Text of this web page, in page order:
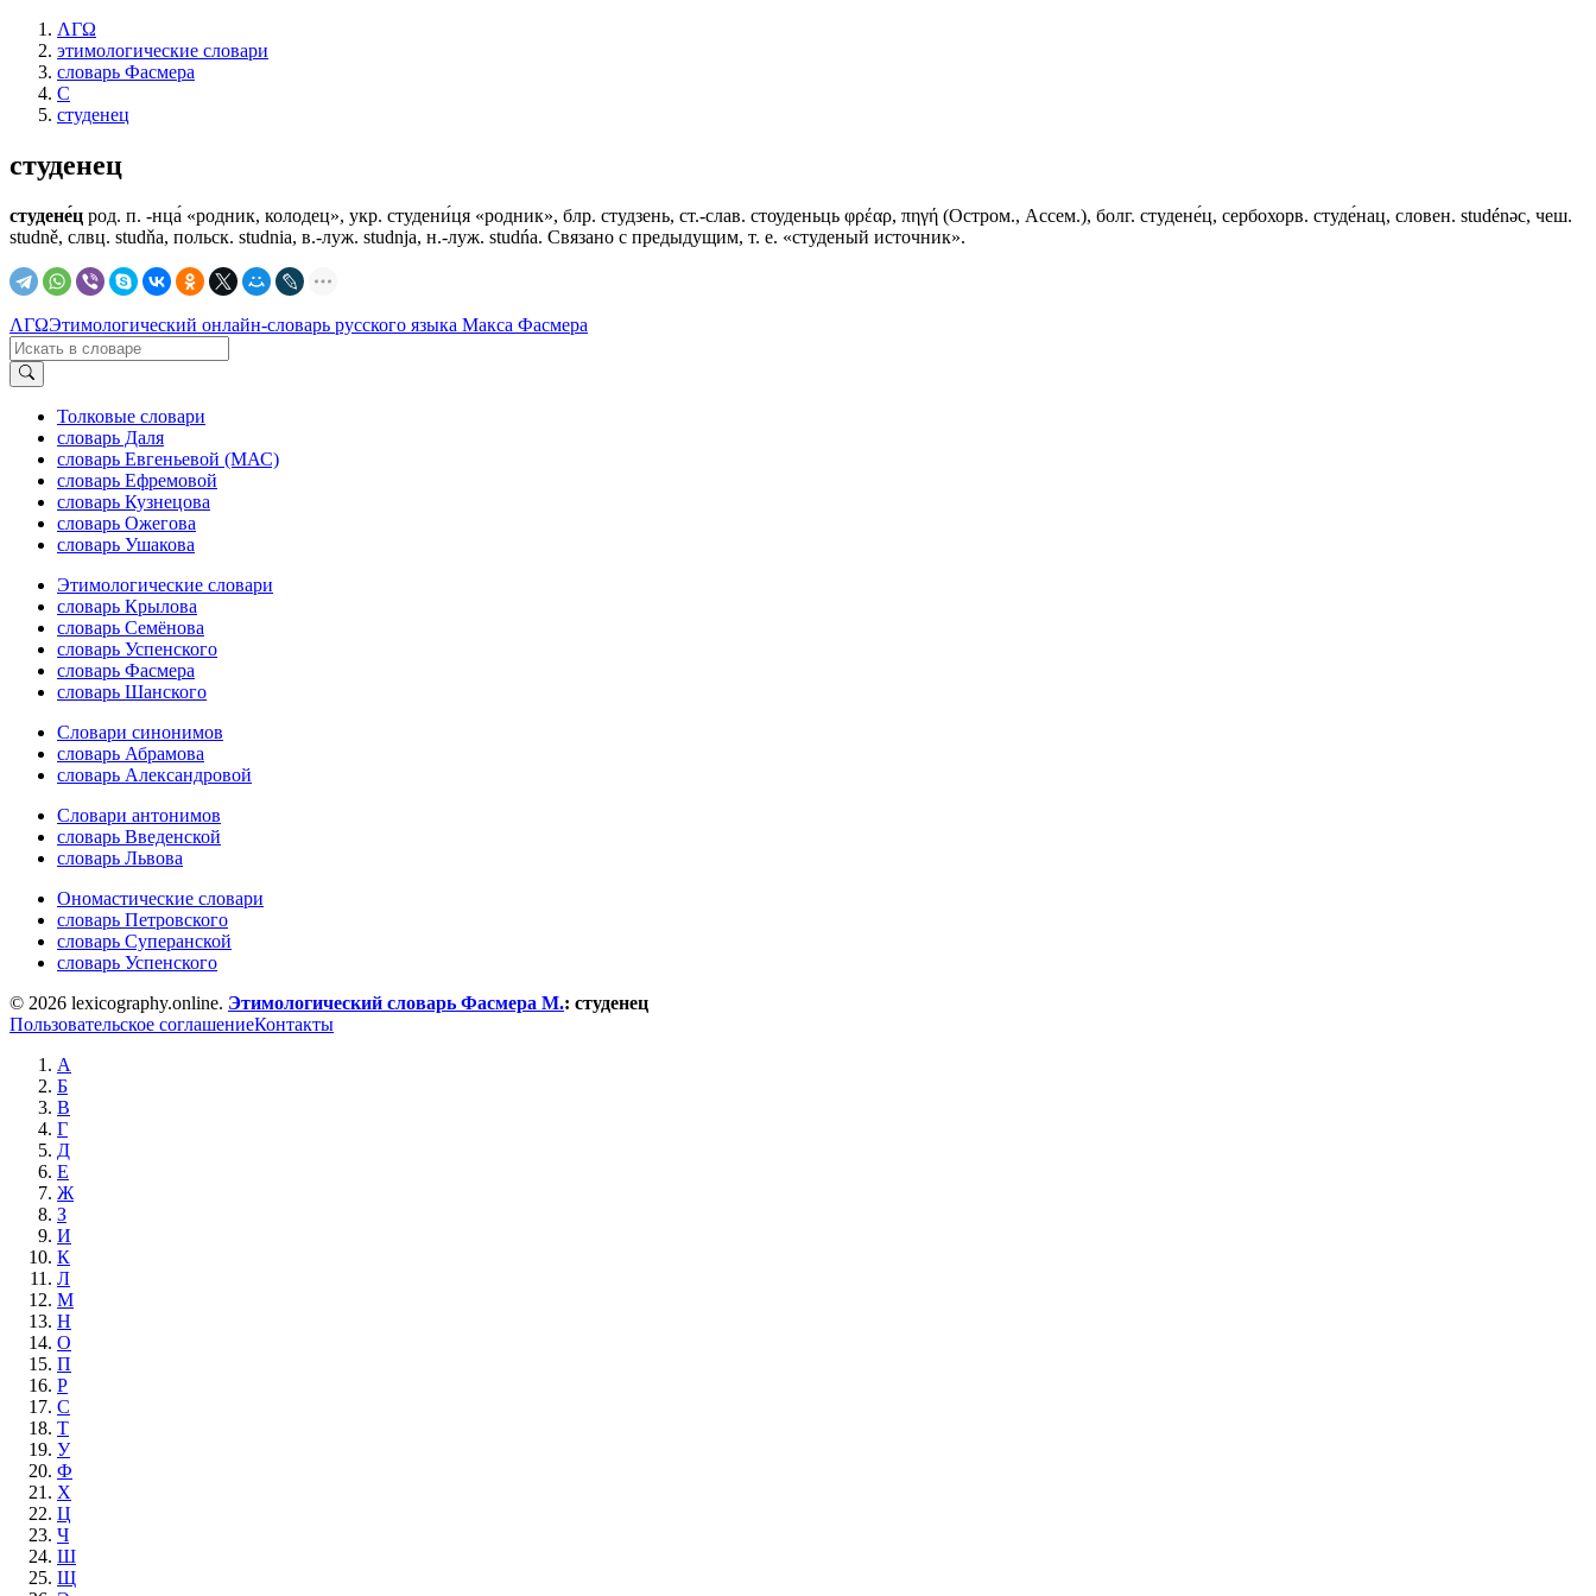
ΛΓΩ
этимологические словари
словарь Фасмера
С
студенец
студенец
студене́ц род. п. -нца́ «родник, колодец», укр. студени́ця «родник», блр. студзень, ст.-слав. стоуденьць φρέαρ, πηγή (Остром., Ассем.), болг. студене́ц, сербохорв. студе́нац, словен. studénǝc, чеш.
studně, слвц. studňa, польск. studnia, в.-луж. studnja, н.-луж. studńa. Связано с предыдущим, т. е. «студеный источник».
ΛΓΩЭтимологический онлайн-словарь русского языка Макса Фасмера
Толковые словари
словарь Даля
словарь Евгеньевой (МАС)
словарь Ефремовой
словарь Кузнецова
словарь Ожегова
словарь Ушакова
Этимологические словари
словарь Крылова
словарь Семёнова
словарь Успенского
словарь Фасмера
словарь Шанского
Словари синонимов
словарь Абрамова
словарь Александровой
Словари антонимов
словарь Введенской
словарь Львова
Ономастические словари
словарь Петровского
словарь Суперанской
словарь Успенского
© 2026 lexicography.online. Этимологический словарь Фасмера М.: студенец
Пользовательское соглашениеКонтакты
А
Б
В
Г
Д
Е
Ж
З
И
К
Л
М
Н
О
П
Р
С
Т
У
Ф
Х
Ц
Ч
Ш
Щ